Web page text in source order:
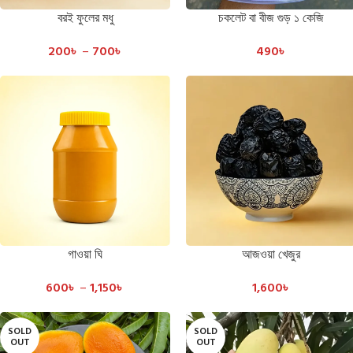
SELECT OPTIONSবরই ফুলের মধু
200৳ – 700৳
ADD TO CART
চকলেট বা বীজ গুড় ১ কেজি
490৳
SELECT OPTIONSগাওয়া ঘি
600৳ –1,150৳
ADD TO CART
আজওয়া খেজুর
1,600৳
SOLD
OUT
SOLD
OUT